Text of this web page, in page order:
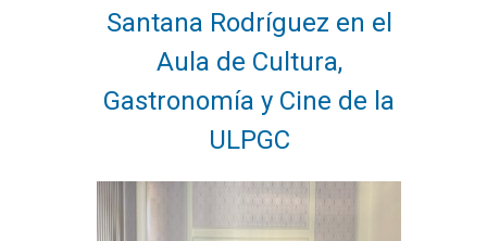
Santana Rodríguez en el
Aula de Cultura,
Gastronomía y Cine de la
ULPGC